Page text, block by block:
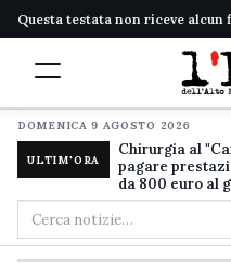
Questa testata non riceve alcun
DOMENICA 9 AGOSTO 2026
ULTIM'ORA
Chirurgia al
pagare
da 800 euro al
Cerca
nel
sito